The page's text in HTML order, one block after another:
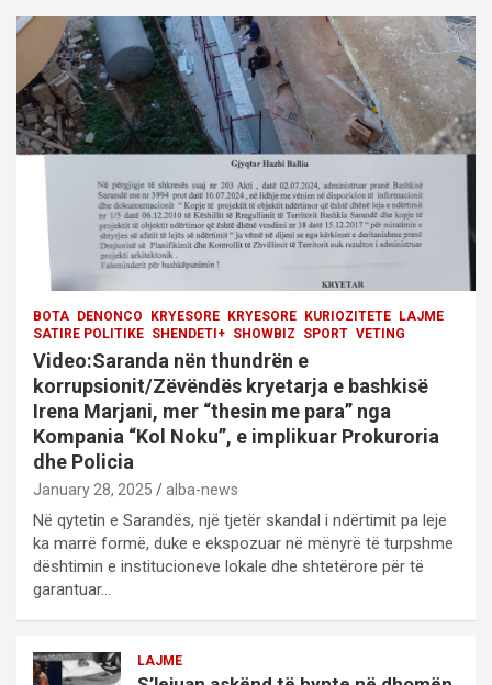
a
i
o
n
BOTA DENONCO KRYESORE KRYESORE KURIOZITETE
LAJME
SATIRE POLITIKE SHENDETI+ SHOWBIZ SPORT VETING
Video:Saranda nën thundrën e
korrupsionit/Zëvëndës kryetarja e bashkisë
Irena Marjani, mer “thesin me para” nga
Kompania “Kol Noku”, e implikuar Prokuroria
dhe Policia
January 28, 2025 alba-news
Në qytetin e Sarandës, një tjetër skandal i ndërtimit pa leje
ka marrë formë, duke e ekspozuar në mënyrë të turpshme
dështimin e institucioneve lokale dhe shtetërore për të
garantuar…
LAJME